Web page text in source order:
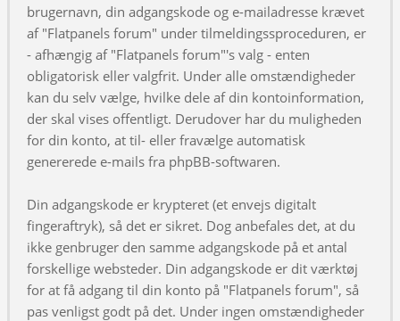
brugernavn, din adgangskode og e-mailadresse krævet
af "Flatpanels forum" under tilmeldingssproceduren, er
- afhængig af "Flatpanels forum"'s valg - enten
obligatorisk eller valgfrit. Under alle omstændigheder
kan du selv vælge, hvilke dele af din kontoinformation,
der skal vises offentligt. Derudover har du muligheden
for din konto, at til- eller fravælge automatisk
genererede e-mails fra phpBB-softwaren.
Din adgangskode er krypteret (et envejs digitalt
fingeraftryk), så det er sikret. Dog anbefales det, at du
ikke genbruger den samme adgangskode på et antal
forskellige websteder. Din adgangskode er dit værktøj
for at få adgang til din konto på "Flatpanels forum", så
pas venligst godt på det. Under ingen omstændigheder